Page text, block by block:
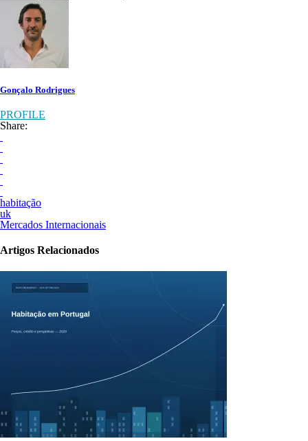
Gonçalo Rodrigues
PROFILE
Share:
habitação
uk
Mercados Internacionais
Artigos Relacionados